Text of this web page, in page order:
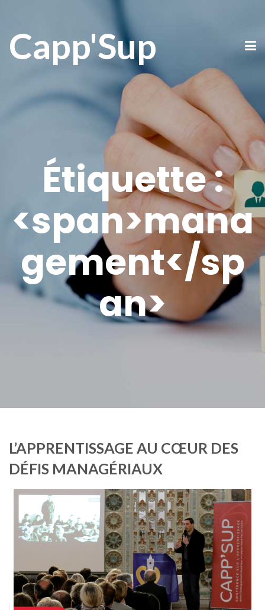
Capp'Sup
Étiquette :
<span>mana
gement</sp
an>
L’APPRENTISSAGE AU CŒUR DES
DÉFIS MANAGÉRIAUX